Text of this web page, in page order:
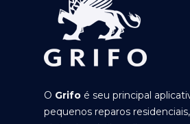
O Grifo é seu principal
pequenos reparos